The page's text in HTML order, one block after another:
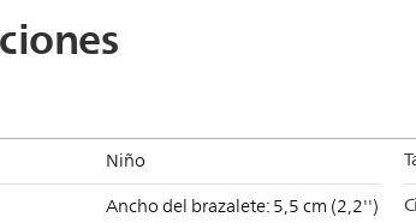
Niño
Ancho del brazalete: 5,5 cm (2,2'')